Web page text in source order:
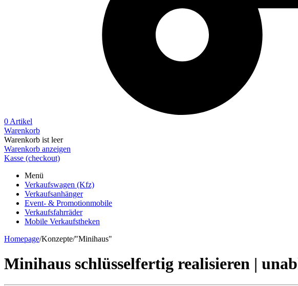
0 Artikel
Warenkorb
Warenkorb ist leer
Warenkorb anzeigen
Kasse (checkout)
Menü
Verkaufswagen (Kfz)
Verkaufsanhänger
Event- & Promotionmobile
Verkaufsfahrräder
Mobile Verkaufstheken
Homepage/Konzepte/"Minihaus"
Minihaus schlüsselfertig realisieren |